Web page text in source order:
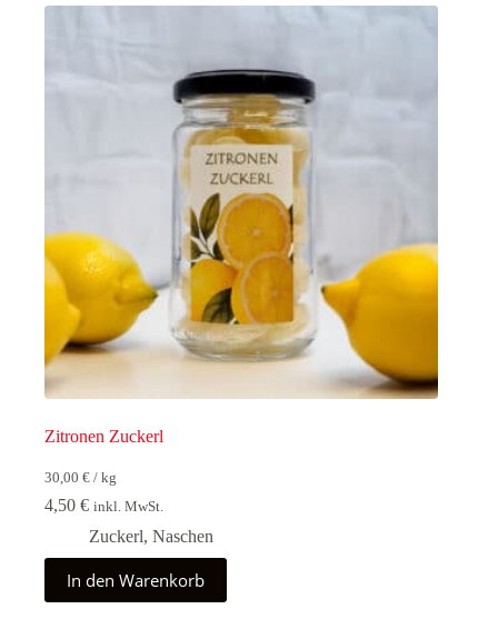
Zitronen Zuckerl
30,00 € / kg
4,50 € inkl. MwSt.
Zuckerl, Naschen
In den Warenkorb